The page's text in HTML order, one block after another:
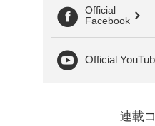
Official
Facebook
Official
連載